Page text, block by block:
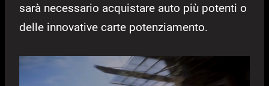
sarà necessario acquistare auto più potenti o
delle innovative carte potenziamento.